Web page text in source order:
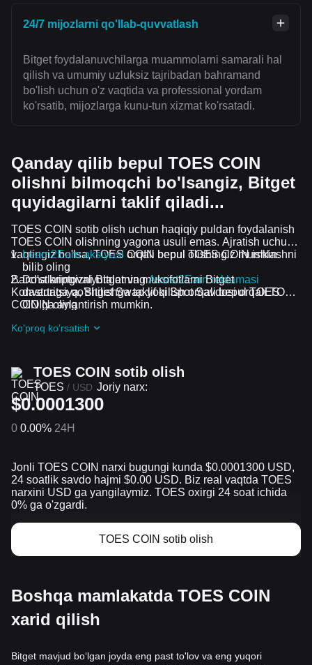
24/7 mijozlarni qo'llab-quvvatlash
Bitget foydalanuvchilarga muammolarni samarali hal
qilish va umumiy uzluksiz tajribadan bahramand
bo'lish uchun o'z vaqtida va professional yordam
ko'rsatib, mijozlarga kunu-tun xizmat ko'rsatadi.
Qanday qilib bepul TOES COIN
olishni bilmoqchi bo'lsangiz, Bitget
quyidagilarni taklif qiladi...
TOES COIN sotib olish uchun haqiqiy puldan foydalanish
TOES COIN olishning yagona usuli emas. Ajratish uchun
vaqtingiz bo'lsa, TOES COIN bepul olishingiz mumkin.
Learn2Earn aksiyasi orqali bepul TOES COIN ishlashni
bilib oling
Do'stlaringizni BitgetningAssist2Earn reklamasi
dasturiga qo'shilishga taklif qilish orqali bepul TOES
COIN oling
guruhiga qo'shilish orqali TOES COIN ta airdrop bepul
Barcha kriptovalyutalar va mukofotlarni Bitget
Konvertatsiya, Bitget Swap yoki Spot Savdosi orqali TOES
COIN ga aylantirish mumkin.
Ko'proq ko'rsatish
TOES COIN sotib olish
TOES / USD Joriy narx:
$0.0001300
0 0.00% 24H
Jonli TOES COIN narxi bugungi kunda $0.0001300 USD,
24 soatlik savdo hajmi $0.00 USD. Biz real vaqtda TOES
narxini USD ga yangilaymiz. TOES oxirgi 24 soat ichida
0% ga o'zgardi.
TOES COIN sotib olish
Boshqa mamlakatda TOES COIN
xarid qilish
Bitget mavjud boʻlgan joyda eng past to'lov va eng yuqori